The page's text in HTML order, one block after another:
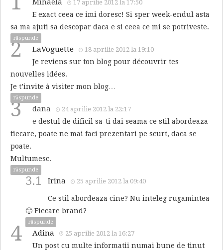
Mihaela 17 aprilie 2012 la 17:50
E exact ceea ce imi doresc! Si sper week-endul asta
sa ma ajuti sa descopar daca e si ceea ce mi se potriveste.
răspunde
2 LaVoguette 18 aprilie 2012 la 19:10
Je reviens sur ton blog pour découvrir tes
nouvelles idées.
Je t’invite à visiter mon blog…
răspunde
3 dana 24 aprilie 2012 la 22:17
e destul de dificil sa-ti dai seama ce stil abordeaza
fiecare, poate ne mai faci prezentari pe scurt, daca se
poate.
Multumesc.
răspunde
3.1 Irina 25 aprilie 2012 la 09:40
Ce stil abordeaza cine? Nu inteleg rugamintea
🙂 Fiecare brand?
răspunde
4 Adina 25 aprilie 2012 la 16:27
Un post cu multe informatii numai bune de tinut